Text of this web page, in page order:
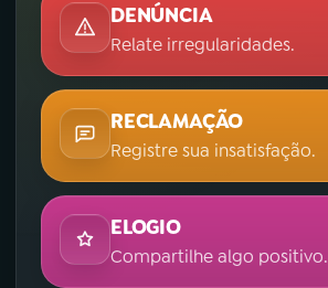
DENÚNCIA
Relate irregularidades.
RECLAMAÇÃO
Registre sua insatisfação.
ELOGIO
Compartilhe algo positivo.